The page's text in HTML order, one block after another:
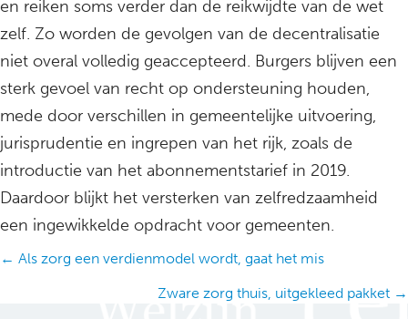
en reiken soms verder dan de reikwijdte van de wet
zelf. Zo worden de gevolgen van de decentralisatie
niet overal volledig geaccepteerd. Burgers blijven een
sterk gevoel van recht op ondersteuning houden,
mede door verschillen in gemeentelijke uitvoering,
jurisprudentie en ingrepen van het rijk, zoals de
introductie van het abonnementstarief in 2019.
Daardoor blijkt het versterken van zelfredzaamheid
een ingewikkelde opdracht voor gemeenten.
Posts
← Als zorg een verdienmodel wordt, gaat het mis
Zware zorg thuis, uitgekleed pakket →